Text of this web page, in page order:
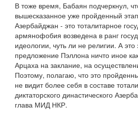
В тоже время, Бабаян подчеркнул,
вышесказанное уже пройденный
Азербайджан - это тоталитарное
армянофобия возведена в ранг
идеологии, чуть ли не религии. А это
предложение Пэллона ничто иное
Арцаха на заклание, на
Поэтому, полагаю, что это
не видит более себя в составе
диктаторского династического
глава МИД НКР.